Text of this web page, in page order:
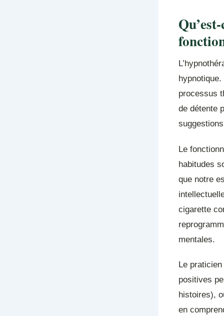
processus
de détente
Le
habitudes
que notre
cigarette
mentales.
Le
positives
histoires),
en